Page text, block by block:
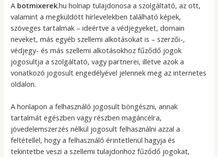
A botmixerek.hu holnap tulajdonosa a szolgáltató, az ott,
valamint a megküldött hírlevelekben található képek,
szöveges tartalmak – ideértve a védjegyeket, domain
neveket, más egyéb szellemi alkotásokat is – szerzői-,
védjegy- és más szellemi alkotásokhoz fűződő jogok
jogosultja a szolgáltató, vagy partnerei, illetve azok a
vonatkozó jogosult engedélyével jelennek meg az internetes
oldalon.
A honlapon a felhasználó jogosult böngészni, annak
tartalmát egészben vagy részben magáncélra,
jövedelemszerzés nélkül jogosult felhasználni azzal a
feltétellel, hogy a felhasználó érintetlenül hagyja és
tekintetbe veszi a szellemi tulajdonhoz fűződő jogokat,